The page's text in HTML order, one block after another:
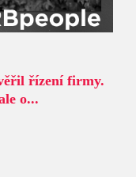
řízení firmy.
o...